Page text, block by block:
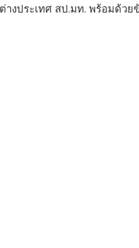
งประเทศ สป.มท. พร้อมด้วย